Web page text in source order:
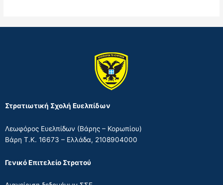
δίκτυα
Στρατιωτική Σχολή Ευελπίδων
Λεωφόρος Ευελπίδων (Βάρης – Κορωπίου)
Βάρη Τ.Κ. 16673 – Ελλάδα, 2108904000
Γενικό Επιτελείο Στρατού